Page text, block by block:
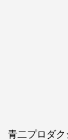
青二プロダク